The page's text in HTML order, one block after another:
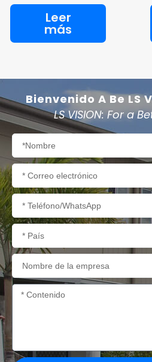
Leer
más
Bienvenido A Be LS
LS VISION: For a
Nombre
Correo
electrónico
Teléfono/WhatsApp
País
Nombre
de
la
empresa
Contenido